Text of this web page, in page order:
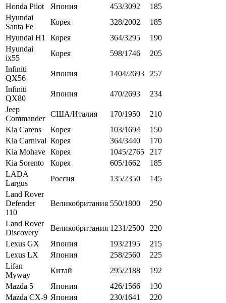
Honda Pilot
Япония 453/3092
185
Hyundai
Santa Fe
Корея 328/2002
185
Hyundai H1
Корея 364/3295
190
Hyundai
ix55
Корея 598/1746
205
Infiniti
QX56
Япония 1404/2693
257
Infiniti
QX80
Япония 470/2693
234
Jeep
Commander
США/Италия 170/1950
210
Kia Carens
Корея 103/1694
150
Kia Carnival Корея 364/3440
170
Kia Mohave Корея 1045/2765
217
Kia Sorento
Корея 605/1662
185
LADA
Largus
Россия 135/2350
145
Land Rover
Defender
110
Великобритания 550/1800 250
Land Rover
Discovery
Великобритания 1231/2500
220
Lexus GX
Япония 193/2195
215
Lexus LX
Япония 258/2560
225
Lifan
Myway
Китай 295/2188
192
Mazda 5
Япония 426/1566
130
Mazda CX-9 Япония 230/1641
220